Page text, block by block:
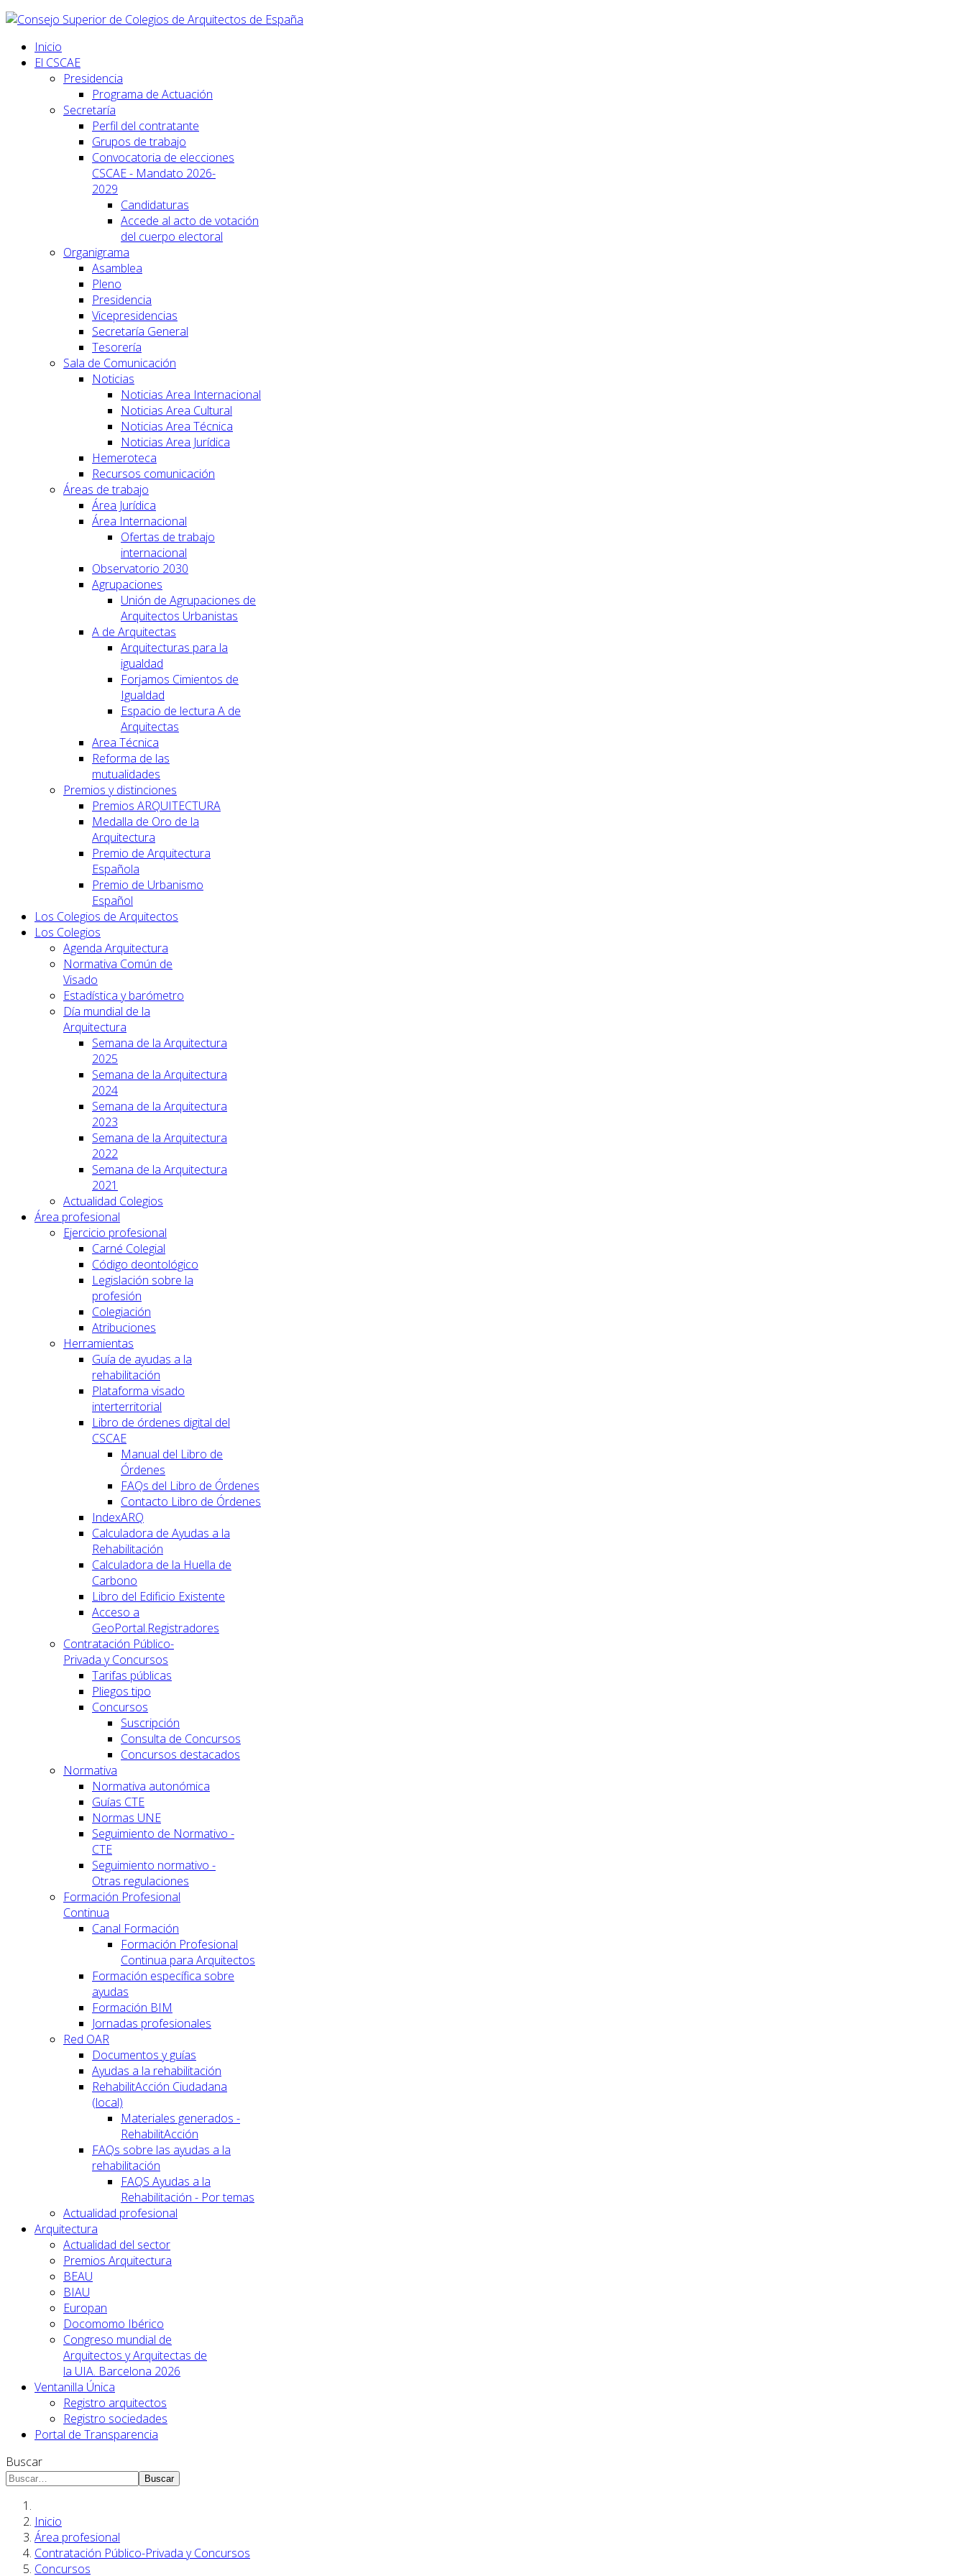
Inicio
El CSCAE
Presidencia
Programa de Actuación
Secretaría
Perfil del contratante
Grupos de trabajo
Convocatoria de elecciones
CSCAE - Mandato 2026-
2029
Candidaturas
Accede al acto de votación
del cuerpo electoral
Organigrama
Asamblea
Pleno
Presidencia
Vicepresidencias
Secretaría General
Tesorería
Sala de Comunicación
Noticias
Noticias Area Internacional
Noticias Area Cultural
Noticias Area Técnica
Noticias Area Jurídica
Hemeroteca
Recursos comunicación
Áreas de trabajo
Área Jurídica
Área Internacional
Ofertas de trabajo
internacional
Observatorio 2030
Agrupaciones
Unión de Agrupaciones de
Arquitectos Urbanistas
A de Arquitectas
Arquitecturas para la
igualdad
Forjamos Cimientos de
Igualdad
Espacio de lectura A de
Arquitectas
Area Técnica
Reforma de las
mutualidades
Premios y distinciones
Premios ARQUITECTURA
Medalla de Oro de la
Arquitectura
Premio de Arquitectura
Española
Premio de Urbanismo
Español
Los Colegios de Arquitectos
Los Colegios
Agenda Arquitectura
Normativa Común de
Visado
Estadística y barómetro
Día mundial de la
Arquitectura
Semana de la Arquitectura
2025
Semana de la Arquitectura
2024
Semana de la Arquitectura
2023
Semana de la Arquitectura
2022
Semana de la Arquitectura
2021
Actualidad Colegios
Área profesional
Ejercicio profesional
Carné Colegial
Código deontológico
Legislación sobre la
profesión
Colegiación
Atribuciones
Herramientas
Guía de ayudas a la
rehabilitación
Plataforma visado
interterritorial
Libro de órdenes digital del
CSCAE
Manual del Libro de
Órdenes
FAQs del Libro de Órdenes
Contacto Libro de Órdenes
IndexARQ
Calculadora de Ayudas a la
Rehabilitación
Calculadora de la Huella de
Carbono
Libro del Edificio Existente
Acceso a
GeoPortal.Registradores
Contratación Público-
Privada y Concursos
Tarifas públicas
Pliegos tipo
Concursos
Suscripción
Consulta de Concursos
Concursos destacados
Normativa
Normativa autonómica
Guías CTE
Normas UNE
Seguimiento de Normativo -
CTE
Seguimiento normativo -
Otras regulaciones
Formación Profesional
Continua
Canal Formación
Formación Profesional
Continua para Arquitectos
Formación específica sobre
ayudas
Formación BIM
Jornadas profesionales
Red OAR
Documentos y guías
Ayudas a la rehabilitación
RehabilitAcción Ciudadana
(local)
Materiales generados -
RehabilitAcción
FAQs sobre las ayudas a la
rehabilitación
FAQS Ayudas a la
Rehabilitación - Por temas
Actualidad profesional
Arquitectura
Actualidad del sector
Premios Arquitectura
BEAU
BIAU
Europan
Docomomo Ibérico
Congreso mundial de
Arquitectos y Arquitectas de
la UIA. Barcelona 2026
Ventanilla Única
Registro arquitectos
Registro sociedades
Portal de Transparencia
Buscar
Buscar
Inicio
Área profesional
Contratación Público-Privada y Concursos
Concursos